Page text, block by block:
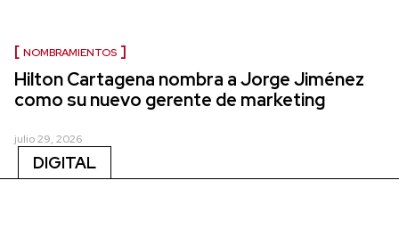
NOMBRAMIENTOS
Hilton Cartagena nombra a Jorge Jiménez
como su nuevo gerente de marketing
julio 29, 2026
DIGITAL